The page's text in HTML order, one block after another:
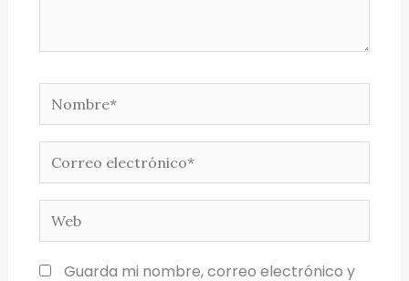
Guarda mi nombre, correo electrónico y